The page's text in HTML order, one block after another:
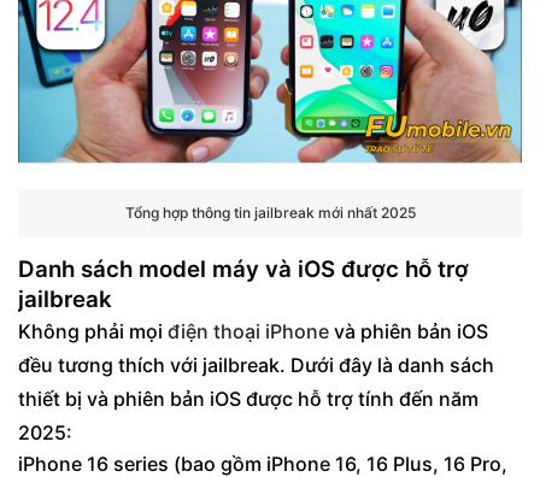
Tổng hợp thông tin jailbreak mới nhất 2025
Danh sách model máy và iOS được hỗ trợ
jailbreak
Không phải mọi điện thoại iPhone và phiên bản iOS
đều tương thích với jailbreak. Dưới đây là danh sách
thiết bị và phiên bản iOS được hỗ trợ tính đến năm
2025:
iPhone 16 series (bao gồm iPhone 16, 16 Plus, 16 Pro,